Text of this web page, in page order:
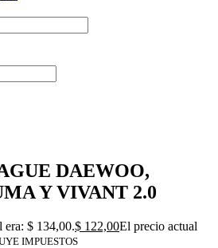
DAEWOO,
Y VIVANT 2.0
$ 134,00.$ 122,00El precio actual
IMPUESTOS